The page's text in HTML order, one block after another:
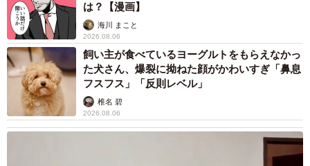
は？【漫画】
海川 まこと
2026.08.06
飼い主が食べているヨーグルトをもらえなかっ
た犬さん、爆裂に拗ねた顔がかわいすぎ「鼻息
フスフス」「反則レベル」
椎名 碧
2026.08.06